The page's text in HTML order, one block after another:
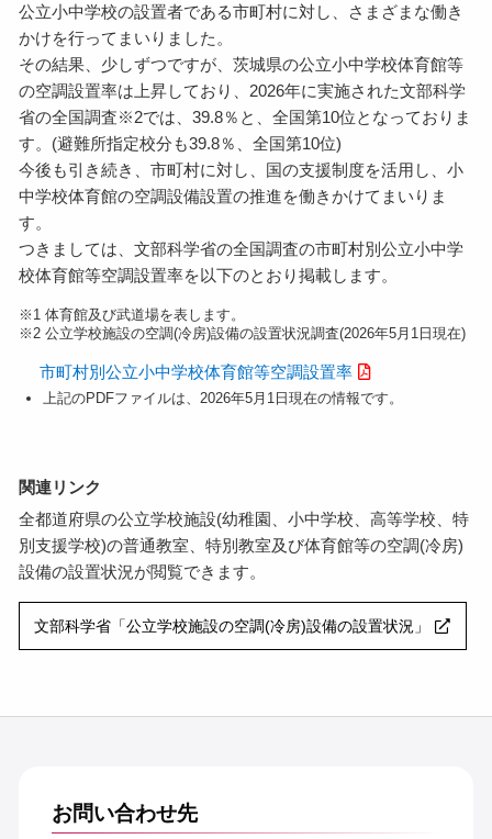
公立小中学校の設置者である市町村に対し、さまざまな働き
かけを行ってまいりました。
その結果、少しずつですが、茨城県の公立小中学校体育館等
の空調設置率は上昇しており、2026年に実施された文部科学
省の全国調査※2では、39.8％と、全国第10位となっておりま
す。(避難所指定校分も39.8％、全国第10位)
今後も引き続き、市町村に対し、国の支援制度を活用し、小
中学校体育館の空調設備設置の推進を働きかけてまいりま
す。
つきましては、文部科学省の全国調査の市町村別公立小中学
校体育館等空調設置率を以下のとおり掲載します。
※1 体育館及び武道場を表します。
※2 公立学校施設の空調(冷房)設備の設置状況調査(2026年5月1日現在)
市町村別公立小中学校体育館等空調設置率
上記のPDFファイルは、2026年5月1日現在の情報です。
関連リンク
全都道府県の公立学校施設(幼稚園、小中学校、高等学校、特
別支援学校)の普通教室、特別教室及び体育館等の空調(冷房)
設備の設置状況が閲覧できます。
文部科学省「公立学校施設の空調(冷房)設備の設置状況」
お問い合わせ先